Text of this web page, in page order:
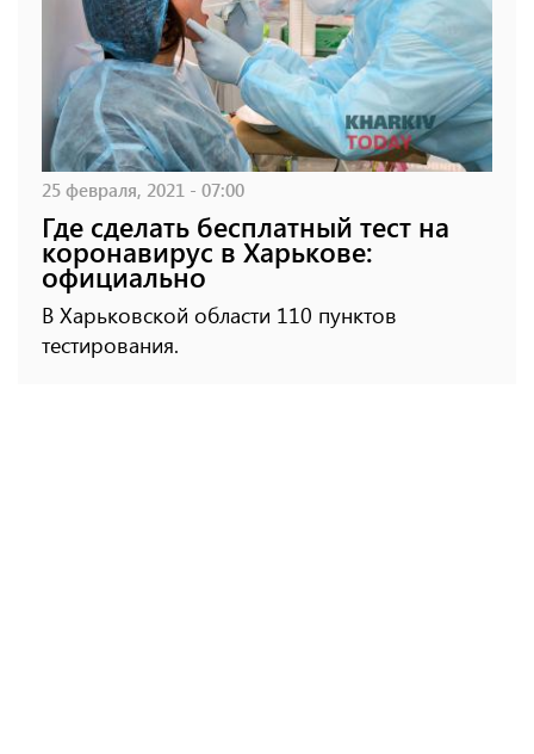
25 февраля, 2021 - 07:00
Где сделать бесплатный тест на
коронавирус в Харькове:
официально
В Харьковской области 110 пунктов
тестирования.